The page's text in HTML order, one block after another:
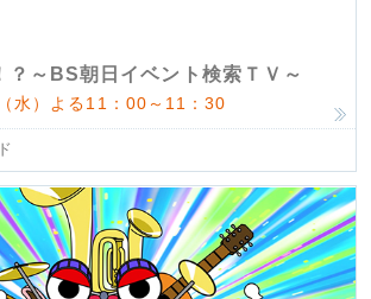
？～BS朝日イベント検索ＴＶ～
水）よる11：00～11：30